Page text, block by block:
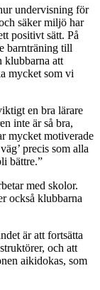
undervisning för
säker miljö har
positivt sätt. På
barnträning till
klubbarna att
mycket som vi
en bra lärare
inte är så bra,
mycket motiverade
precis som alla
bättre.”
med skolor.
också klubbarna
är att fortsätta
och att
aikidokas, som